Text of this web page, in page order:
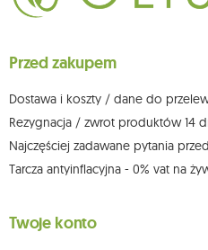
ich sprostowania, usunięcia,
sprzeciwu wobec przetwarzania
którego dokonano na podstawie
możesz kontaktować się z działem
Więcej informacji: www.mouton.pl/ODO
Przed zakupem
Dostawa i koszty / dane do
Rezygnacja / zwrot produktów 14
Najczęściej zadawane pytania
Tarcza antyinflacyjna - 0% vat na
Twoje konto